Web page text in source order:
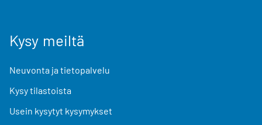
Kysy meiltä
Neuvonta ja tietopalvelu
Kysy tilastoista
Usein kysytyt kysymykset